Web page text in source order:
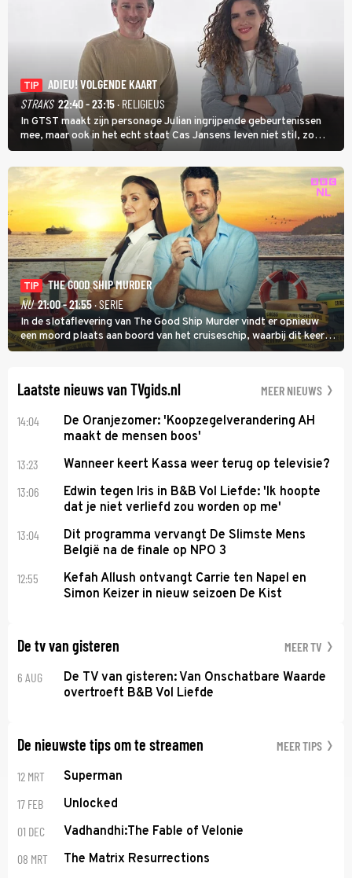
TIP
ADIEU! VOLGENDE KAART
STRAKS 22:40 - 23:15· RELIGIEUS
In GTST maakt zijn personage Julian ingrijpende gebeurtenissen
mee, maar ook in het echt staat Cas Jansens leven niet stil, zo
vertelt hij in Adieu! Volgende Kaart.
TIP
THE GOOD SHIP MURDER
NU 21:00 - 21:55· SERIE
In de slotaflevering van The Good Ship Murder vindt er opnieuw
een moord plaats aan boord van het cruiseschip, waarbij dit keer
een bemanningslid het slachtoffer is en kapitein Marlowe de dader
Laatste nieuws van TVgids.nl MEER NIEUWS
14:04
De Oranjezomer: 'Koopzegelverandering AH
maakt de mensen boos'
13:23 Wanneer keert Kassa weer terug op televisie?
13:06
Edwin tegen Iris in B&B Vol Liefde: 'Ik hoopte
dat je niet verliefd zou worden op me'
13:04
Dit programma vervangt De Slimste Mens
België na de finale op NPO 3
12:55
Kefah Allush ontvangt Carrie ten Napel en
Simon Keizer in nieuw seizoen De Kist
De tv van gisteren MEER TV
6 AUG
De TV van gisteren: Van Onschatbare Waarde
overtroeft B&B Vol Liefde
De nieuwste tips om te streamen MEER TIPS
12 MRT Superman
17 FEB Unlocked
01 DEC Vadhandhi:The Fable of Velonie
08 MRT The Matrix Resurrections